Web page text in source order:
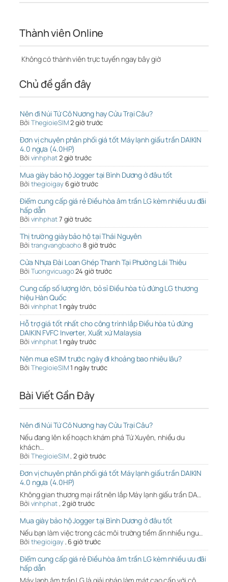
Thành viên Online
Không có thành viên trực tuyến ngay bây giờ
Chủ đề gần đây
Nên đi Núi Tứ Cô Nương hay Cửu Trại Câu?
Bởi ThegioieSIM2 giờ trước
Đơn vị chuyên phân phối giá tốt Máy lạnh giấu trần DAIKIN
4.0 ngựa (4.0HP)
Bởi vinhphat2 giờ trước
Mua giày bảo hộ Jogger tại Bình Dương ở đâu tốt
Bởi thegioigay 6 giờ trước
Điểm cung cấp giá rẻ Điều hòa âm trần LG kèm nhiều ưu đãi
hấp dẫn
Bởi vinhphat7 giờ trước
Thị trường giày bảo hộ tại Thái Nguyên
Bởi trangvangbaoho 8 giờ trước
Cửa Nhựa Đài Loan Ghép Thanh Tại Phường Lái Thiêu
Bởi Tuongvicuago24 giờ trước
Cung cấp số lượng lớn, bỏ sỉ Điều hòa tủ đứng LG thương
hiệu Hàn Quốc
Bởi vinhphat1 ngày trước
Hỗ trợ giá tốt nhất cho công trình lắp Điều hòa tủ đứng
DAIKIN FVFC Inverter, Xuất xứ Malaysia
Bởi vinhphat1 ngày trước
Nên mua eSIM trước ngày đi khoảng bao nhiêu lâu?
Bởi ThegioieSIM1 ngày trước
Bài Viết Gần Đây
Nên đi Núi Tứ Cô Nương hay Cửu Trại Câu?
Nếu đang lên kế hoạch khám phá Tứ Xuyên, nhiều du
khách…
Bởi ThegioieSIM,2 giờ trước
Đơn vị chuyên phân phối giá tốt Máy lạnh giấu trần DAIKIN
4.0 ngựa (4.0HP)
Không gian thương mại rất nên lắp Máy lạnh giấu trần DA…
Bởi vinhphat, 2 giờ trước
Mua giày bảo hộ Jogger tại Bình Dương ở đâu tốt
Nếu bạn làm việc trong các môi trường tiềm ẩn nhiều ngu…
Bởi thegioigay, 6 giờ trước
Điểm cung cấp giá rẻ Điều hòa âm trần LG kèm nhiều ưu đãi
hấp dẫn